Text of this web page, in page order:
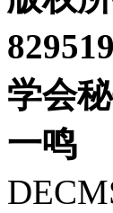
学会
一鸣